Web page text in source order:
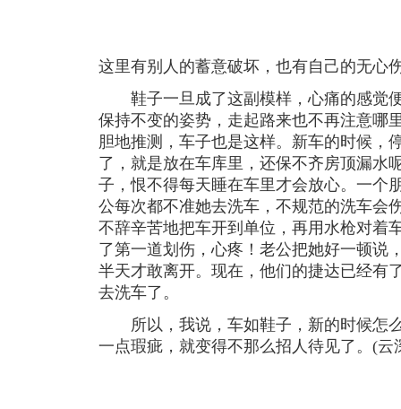
这里有别人的蓄意破坏，也有自己的无心
鞋子一旦成了这副模样，心痛的感觉
保持不变的姿势，走起路来也不再注意哪
胆地推测，车子也是这样。新车的时候，
了，就是放在车库里，还保不齐房顶漏水
子，恨不得每天睡在车里才会放心。一个
公每次都不准她去洗车，不规范的洗车会
不辞辛苦地把车开到单位，再用水枪对着
了第一道划伤，心疼！老公把她好一顿说
半天才敢离开。现在，他们的捷达已经有
去洗车了。
所以，我说，车如鞋子，新的时候怎
一点瑕疵，就变得不那么招人待见了。(云